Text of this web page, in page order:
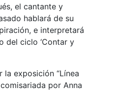
el cantante y
hablará de su
e interpretará
del ciclo ‘Contar y
la exposición “Línea
por Anna